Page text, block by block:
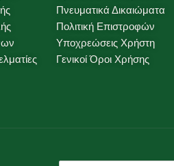
Πνευματικά Δικαιώματα
Πολιτική Επιστροφών
Υποχρεώσεις Χρήστη
Γενικοί Όροι Χρήσης